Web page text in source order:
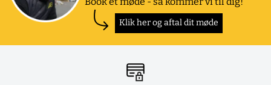
Klik her og aftal dit møde